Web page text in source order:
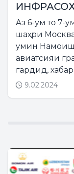
ГРАЖДАНӢ
Аз 6-ум то 7-
шаҳри
умин
авиатсияи
гардид,
иттилоотии
9.02.2024